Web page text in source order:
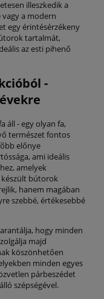
illeszkedik a
a modern
egy érintésérzékeny
tartalmát,
az esti pihenő
-
áll - egy olyan fa,
természet fontos
előnye
ami ideális
amelyek
bútorok
hanem magában
szebbé, értékesebbé
hogy minden
majd
köszönhetően
minden egyes
párbeszédet
szépségével.